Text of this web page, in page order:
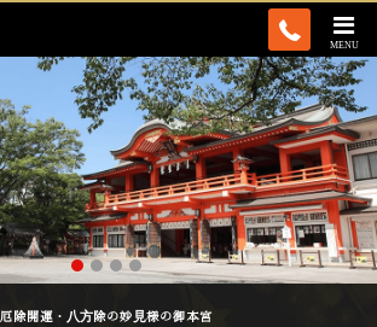
043-224-
MENU
厄除開運・八方除の妙見様の御本宮